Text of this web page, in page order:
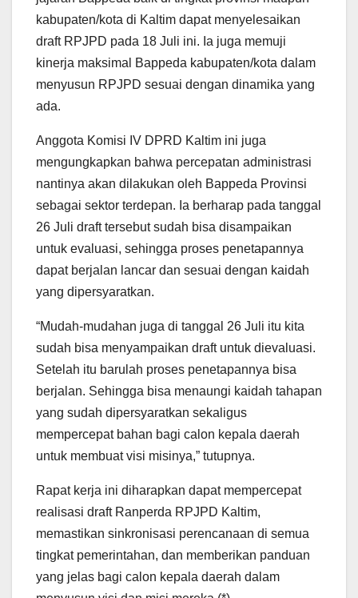
kabupaten/kota di Kaltim dapat menyelesaikan
draft RPJPD pada 18 Juli ini. Ia juga memuji
kinerja maksimal Bappeda kabupaten/kota dalam
menyusun RPJPD sesuai dengan dinamika yang
ada.
Anggota Komisi IV DPRD Kaltim ini juga
mengungkapkan bahwa percepatan administrasi
nantinya akan dilakukan oleh Bappeda Provinsi
sebagai sektor terdepan. Ia berharap pada tanggal
26 Juli draft tersebut sudah bisa disampaikan
untuk evaluasi, sehingga proses penetapannya
dapat berjalan lancar dan sesuai dengan kaidah
yang dipersyaratkan.
“Mudah-mudahan juga di tanggal 26 Juli itu kita
sudah bisa menyampaikan draft untuk dievaluasi.
Setelah itu barulah proses penetapannya bisa
berjalan. Sehingga bisa menaungi kaidah tahapan
yang sudah dipersyaratkan sekaligus
mempercepat bahan bagi calon kepala daerah
untuk membuat visi misinya,” tutupnya.
Rapat kerja ini diharapkan dapat mempercepat
realisasi draft Ranperda RPJPD Kaltim,
memastikan sinkronisasi perencanaan di semua
tingkat pemerintahan, dan memberikan panduan
yang jelas bagi calon kepala daerah dalam